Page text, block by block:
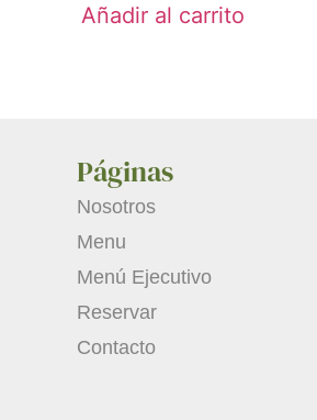
Añadir al carrito
Páginas
Nosotros
Menu
Menú Ejecutivo
Reservar
Contacto